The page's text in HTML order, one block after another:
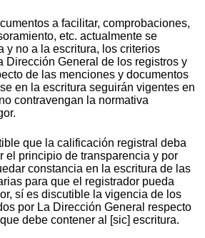
a facilitar, comprobaciones,
etc. actualmente se
y no a la escritura, los criterios
Dirección General de los registros y
de las menciones y documentos
en la escritura seguirán vigentes en
contravengan la normativa
que la calificación registral deba
el principio de transparencia y por
constancia en la escritura de las
para que el registrador pueda
sí es discutible la vigencia de los
por La Dirección General respecto
debe contener al [sic] escritura.